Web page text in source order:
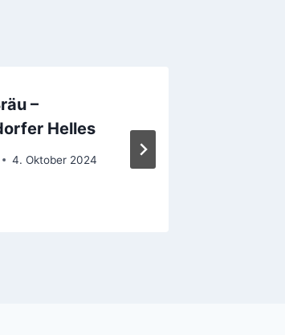
–
Helles
4. Oktober 2024